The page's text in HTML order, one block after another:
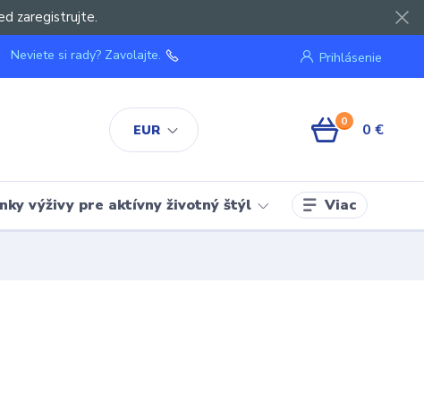
zaregistrujte.
EUR
Prihlásenie
Neviete si rady? Zavolajte.
0 0 €
výživy pre aktívny životný štýl Viac